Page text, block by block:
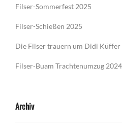
Filser-Sommerfest 2025
Filser-Schießen 2025
Die Filser trauern um Didi Küffer
Filser-Buam Trachtenumzug 2024
Archiv